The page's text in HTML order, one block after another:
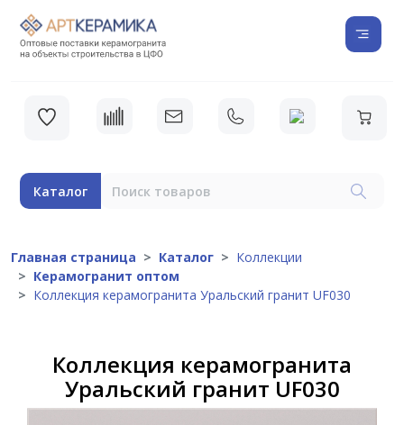
Каталог
Главная страница Каталог
Коллекции
Керамогранит оптом
Коллекция керамогранита Уральский гранит UF030
Коллекция керамогранита
Уральский гранит UF030